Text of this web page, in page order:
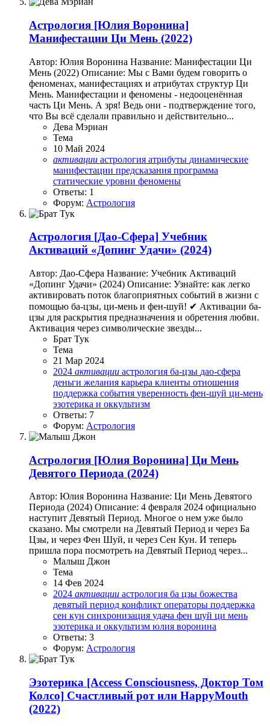
Астрология [Юлия Воронина]
Манифестации Ци Мень (2022)
Автор: Юлия Воронина Название: Манифестации Ци
Мень (2022) Описание: Мы с Вами будем говорить о
феноменах, манифестациях и атрибутах структур Ци
Мень. Манифестации и феномены - недооценённая
часть Ци Мень. А зря! Ведь они - подтверждение того,
что Вы всё сделали правильно и действительно...
Дева Мэриан
Тема
10 Май 2024
активации астрология атрибуты динамические
манифестации предсказания программа
статические уровни феномены
Ответы: 1
Форум: Астрология
Астрология [Дао-Сфера] Учебник
Активаций «Допинг Удачи» (2024)
Автор: Дао-Сфера Название: Учебник Активаций
«Допинг Удачи» (2024) Описание: Узнайте: как легко
активировать поток благоприятных событий в жизни с
помощью ба-цзы, ци-мень и фен-шуй! ✔ Активации ба-
цзы для раскрытия предназначения и обретения любви.
Активация через символические звезды...
Брат Тук
Тема
21 Мар 2024
2024 активации астрология ба-цзы дао-сфера
деньги желания карьера клиенты отношения
поддержка события уверенность фен-шуй ци-мень
эзотерика и оккультизм
Ответы: 7
Форум: Астрология
Астрология [Юлия Воронина] Ци Мень
Девятого Периода (2024)
Автор: Юлия Воронина Название: Ци Мень Девятого
Периода (2024) Описание: 4 февраля 2024 официально
наступит Девятый Период. Многое о нем уже было
сказано. Мы смотрели на Девятый Период и через Ба
Цзы, и через Фен Шуй, и через Сен Кун. И теперь
пришла пора посмотреть на Девятый Период через...
Малыш Джон
Тема
14 Фев 2024
2024 активации астрология ба цзы божества
девятый период конфликт операторы поддержка
сен кун синхронизация удача фен шуй ци мень
эзотерика и оккультизм юлия воронина
Ответы: 3
Форум: Астрология
Эзотерика [Access Consciousness, Доктор Том
Колсо] Счастливый рот или HappyMouth
(2022)